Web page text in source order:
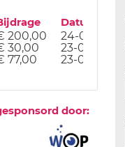
Datum
200,00
24-01-24
30,00
23-01-24
77,00 23-01-24
door: